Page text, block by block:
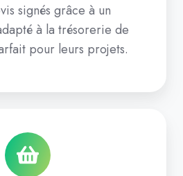
signés grâce à un
à la trésorerie de
pour leurs projets.